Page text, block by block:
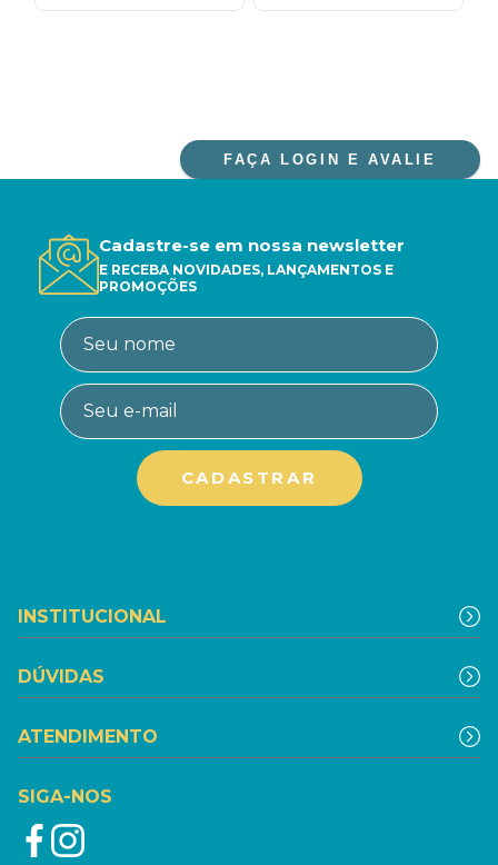
FAÇA LOGIN E AVALIE
Cadastre-se em nossa newsletter
E RECEBA NOVIDADES, LANÇAMENTOS E
PROMOÇÕES
INSTITUCIONAL
DÚVIDAS
ATENDIMENTO
SIGA-NOS